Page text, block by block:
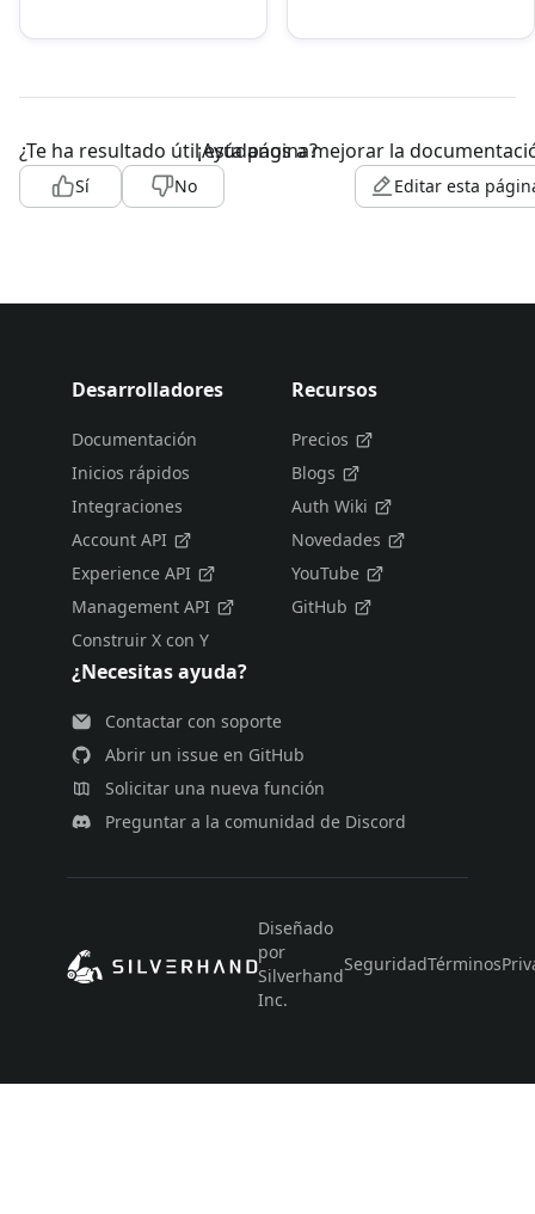
¿Te ha resultado útil esta página?
Sí No
¡Ayúdanos a mejorar la
Editar esta
Desarrolladores
Documentación
Inicios rápidos
Integraciones
Account API
Experience API
Management API
Construir X con Y
Recursos
Precios
Blogs
Auth Wiki
Novedades
YouTube
GitHub
¿Necesitas ayuda?
Contactar con soporte
Abrir un issue en GitHub
Solicitar una nueva función
Preguntar a la comunidad de Discord
Diseñado
por
Silverhand
Inc.
SeguridadTérminos